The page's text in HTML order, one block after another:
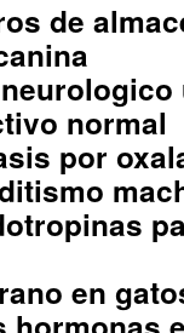
de
normal
por
en